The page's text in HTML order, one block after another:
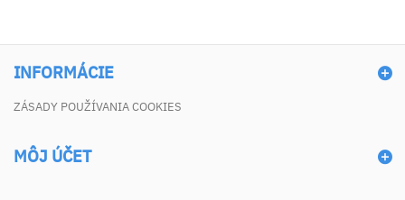
INFORMÁCIE
ZÁSADY POUŽÍVANIA COOKIES
MÔJ ÚČET